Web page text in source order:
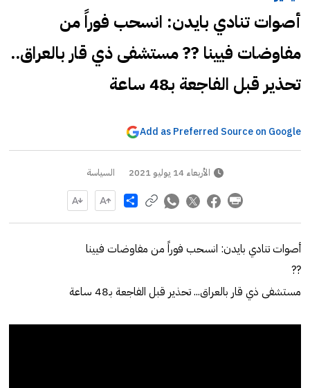
أصوات تنادي بايدن: انسحب فوراً من
مفاوضات فيينا ?? مستشفى ذي قار بالعراق..
تحذير قبل الفاجعة بـ48 ساعة
Add as Preferred Source on Google
الأربعاء 14 يوليو 2021 السياسة
Share
أصوات تنادي بايدن: انسحب فوراً من مفاوضات فيينا
??
مستشفى ذي قار بالعراق... تحذير قبل الفاجعة بـ48 ساعة